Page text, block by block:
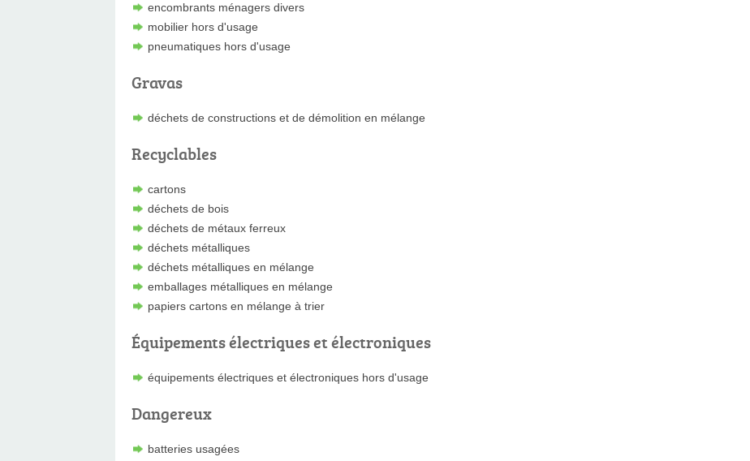
encombrants ménagers divers
mobilier hors d'usage
pneumatiques hors d'usage
Gravas
déchets de constructions et de démolition en mélange
Recyclables
cartons
déchets de bois
déchets de métaux ferreux
déchets métalliques
déchets métalliques en mélange
emballages métalliques en mélange
papiers cartons en mélange à trier
Équipements électriques et électroniques
équipements électriques et électroniques hors d'usage
Dangereux
batteries usagées